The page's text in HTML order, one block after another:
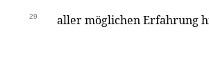
29 aller möglichen Erfahrung